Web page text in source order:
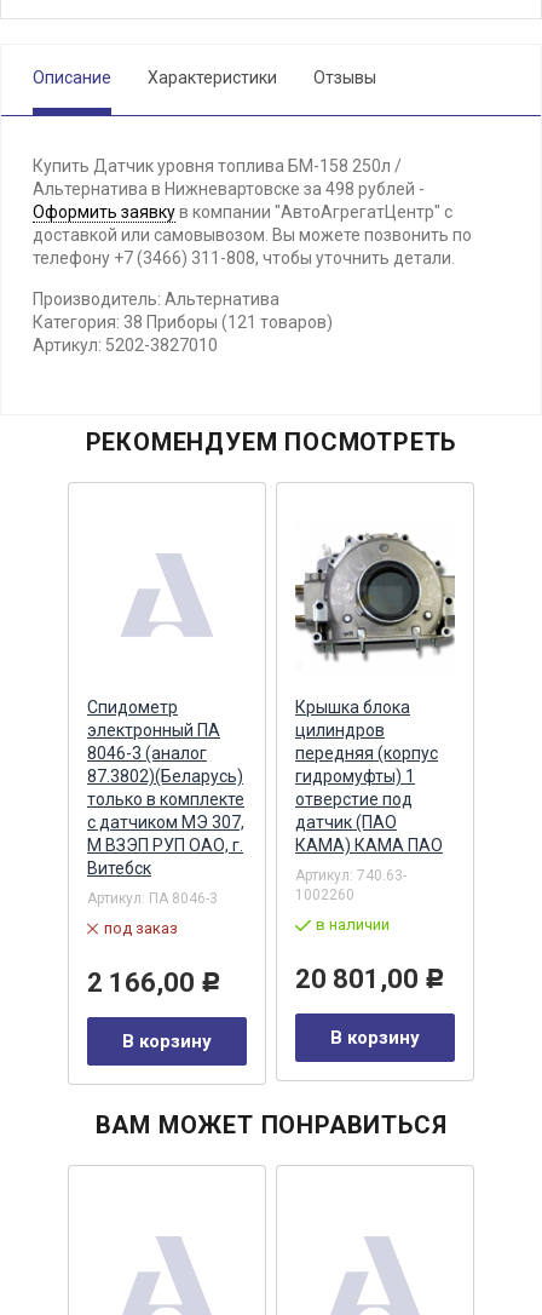
Описание Характеристики Отзывы
Купить Датчик уровня топлива БМ-158 250л /
Альтернатива в Нижневартовске за 498 рублей -
Оформить заявкув компании "АвтоАгрегатЦентр" с
доставкой или самовывозом. Вы можете позвонить по
телефону +7 (3466) 311-808, чтобы уточнить детали.
Производитель: Альтернатива
Категория: 38 Приборы (121 товаров)
Артикул: 5202-3827010
РЕКОМЕНДУЕМ ПОСМОТРЕТЬ
Спидометр
электронный ПА
8046-3 (аналог
87.3802)(Беларусь)
только в комплекте
с датчиком МЭ 307,
М ВЗЭП РУП ОАО, г.
Витебск
Артикул: ПА 8046-3
под заказ
2 166,00 Р
В корзину
Крышка блока
цилиндров
передняя (корпус
гидромуфты) 1
отверстие под
датчик (ПАО
КАМА) КАМА ПАО
Артикул: 740.63-
1002260
в наличии
20 801,00 Р
В корзину
ВАМ МОЖЕТ ПОНРАВИТЬСЯ